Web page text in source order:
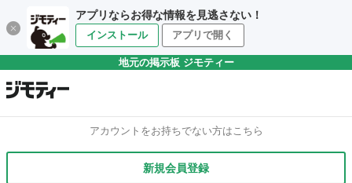
アプリならお得な情報を見逃さない！
インストール アプリで開く
地元の掲示板 ジモティー
アカウントをお持ちでない方はこちら
新規会員登録